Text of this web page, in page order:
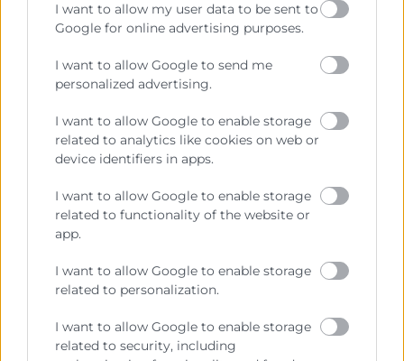
I want to allow my user data to be sent to
Google for online advertising purposes.
I want to allow Google to send me
personalized advertising.
I want to allow Google to enable storage
related to analytics like cookies on web or
device identifiers in apps.
I want to allow Google to enable storage
related to functionality of the website or
app.
I want to allow Google to enable storage
related to personalization.
I want to allow Google to enable storage
related to security, including
reposición.
2. Preparación de pedidos optimizada
pedidos se diseña para minimizar
desplazamientos y errores.
Esto se logra con una distribución
estratégica de las zonas del almacén,
ubicando los artículos de mayor rotación
en puntos de acceso rápido y organizando
el resto en función de la frecuencia de
El apoyo de unsistema automatizado de